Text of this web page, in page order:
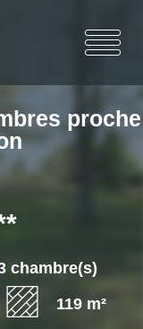
proche
chambre(s)
119 m²